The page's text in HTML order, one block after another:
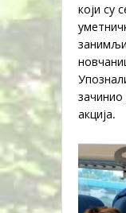
који су
акција.